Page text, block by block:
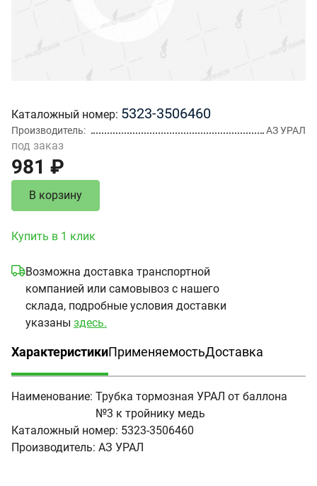
Каталожный номер 5323-3506460
Производитель АЗ УРАЛ
под заказ
981 ₽
В корзину
Купить в 1 клик
Возможна доставка транспортной
компанией или самовывоз с нашего
склада, подробные условия доставки
указаны здесь.
Характеристики
(активная вкладка)
ПрименяемостьДоставка
Наименование: Трубка тормозная УРАЛ от баллона
№3 к тройнику медь
Каталожный номер: 5323-3506460
Производитель: АЗ УРАЛ